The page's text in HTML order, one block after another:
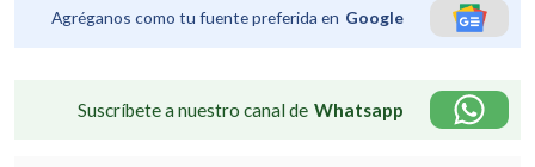
Agréganos como tu fuente preferida en Google
Suscríbete a nuestro canal de Whatsapp